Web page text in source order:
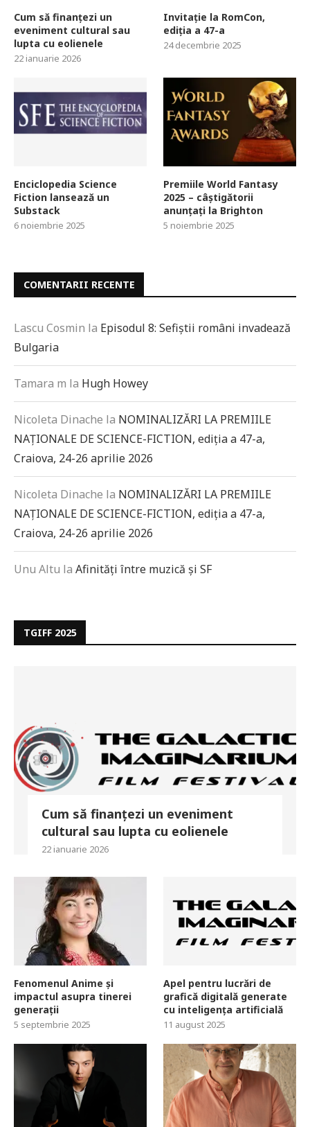
Cum să finanțezi un
eveniment cultural sau
lupta cu eolienele
22 ianuarie 2026
Invitație la RomCon,
ediția a 47-a
24 decembrie 2025
Enciclopedia Science
Fiction lansează un
Substack
6 noiembrie 2025
Premiile World Fantasy
2025 – câștigătorii
anunțați la Brighton
5 noiembrie 2025
COMENTARII RECENTE
Lascu Cosmin la Episodul 8: Sefiștii români invadează
Bulgaria
Tamara m la Hugh Howey
Nicoleta Dinache la NOMINALIZĂRI LA PREMIILE
NAȚIONALE DE SCIENCE-FICTION, ediția a 47-a,
Craiova, 24-26 aprilie 2026
Nicoleta Dinache la NOMINALIZĂRI LA PREMIILE
NAȚIONALE DE SCIENCE-FICTION, ediția a 47-a,
Craiova, 24-26 aprilie 2026
Unu Altu la Afinități între muzică și SF
TGIFF 2025
Cum să finanțezi un eveniment
cultural sau lupta cu eolienele
22 ianuarie 2026
Fenomenul Anime și
impactul asupra tinerei
generații
5 septembrie 2025
Apel pentru lucrări de
grafică digitală generate
cu inteligența artificială
11 august 2025